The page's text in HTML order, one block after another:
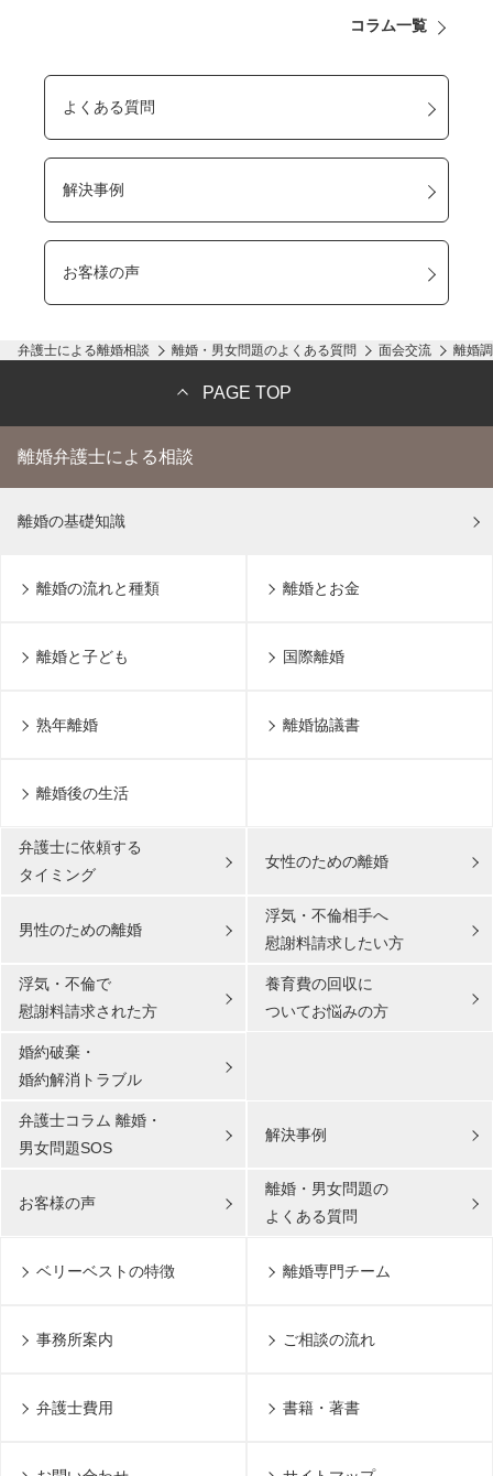
コラム一覧
よくある質問
解決事例
お客様の声
弁護士による離婚相談 離婚・男女問題のよくある質問 面会交流 離婚
PAGE TOP
離婚弁護士による相談
離婚の基礎知識
離婚の流れと種類 離婚とお金
離婚と子ども 国際離婚
熟年離婚 離婚協議書
離婚後の生活
弁護士に依頼する
タイミング
女性のための離婚
男性のための離婚
浮気・不倫相手へ
慰謝料請求したい方
浮気・不倫で
慰謝料請求された方
養育費の回収に
ついてお悩みの方
婚約破棄・
婚約解消トラブル
弁護士コラム 離婚・
男女問題SOS
解決事例
お客様の声
離婚・男女問題の
よくある質問
ベリーベストの特徴 離婚専門チーム
事務所案内 ご相談の流れ
弁護士費用 書籍・著書